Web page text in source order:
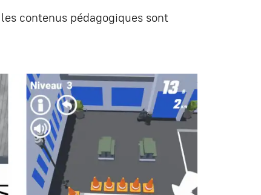
contenus pédagogiques sont